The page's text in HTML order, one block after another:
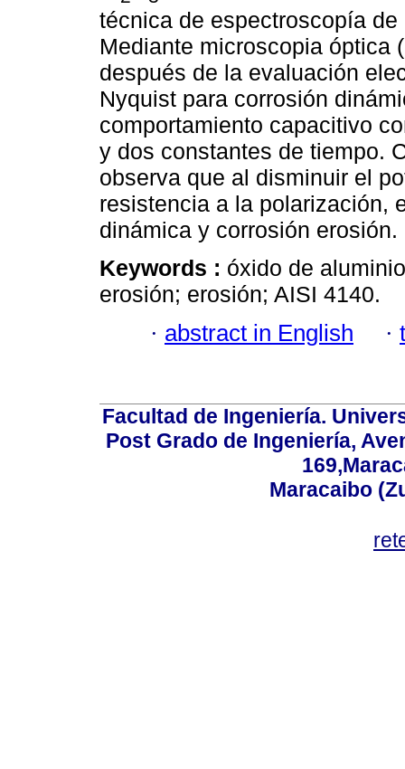
técnica de espectroscopía
Mediante microscopia óptica
después de la evaluación
Nyquist para corrosión
comportamiento capacitivo
y dos constantes de tiempo.
observa que al disminuir el
resistencia a la polarización,
dinámica y corrosión erosión.
Keywords : óxido de
erosión; erosión; AISI 4140.
· abstract in English ·
Facultad de Ingeniería.
Post Grado de Ingeniería,
Maracaibo